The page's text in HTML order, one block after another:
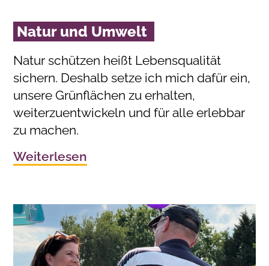
Natur und Umwelt
Natur schützen heißt Lebensqualität
sichern. Deshalb setze ich mich dafür ein,
unsere Grünflächen zu erhalten,
weiterzuentwickeln und für alle erlebbar
zu machen.
Weiterlesen